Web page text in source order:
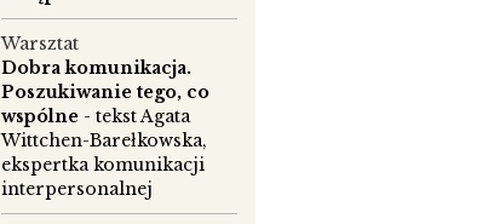
Warsztat
Dobra komunikacja.
Poszukiwanie tego, co
wspólne - tekst Agata
Wittchen-Barełkowska,
ekspertka komunikacji
interpersonalnej